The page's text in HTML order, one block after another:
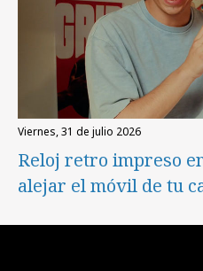
viernes, 31 de julio 2026
Reloj retro impreso
alejar el móvil de tu